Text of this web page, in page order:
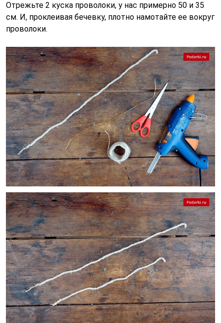
Отрежьте 2 куска проволоки, у нас примерно 50 и 35
см. И, проклеивая бечевку, плотно намотайте ее вокруг
проволоки.